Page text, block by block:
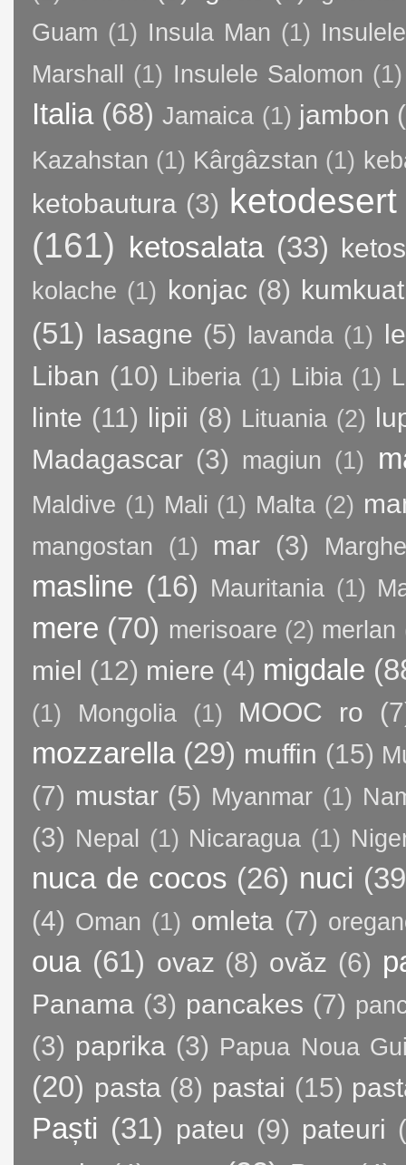
Guam (1) Insula Man (1)
Marshall
(1) Insulele Salomon (1)
Italia (68) Jamaica (1) jambon
Kazahstan (1) Kârgâzstan (1)
ketobautura (3) ketodesert
(161) ketosalata (33)
kolache (1) konjac (8) kumkuat
(51) lasagne (5) lavanda (1)
Liban (10) Liberia (1) Libia (1)
linte (11) lipii (8) Lituania (2)
Madagascar (3) magiun (1)
Maldive (1) Mali (1) Malta (2)
mangostan (1) mar (3)
masline (16) Mauritania (1)
mere (70) merisoare (2) merlan
miel (12) miere (4) migdale
(1) Mongolia (1) MOOC ro
mozzarella (29) muffin (15)
(7) mustar (5) Myanmar (1)
(3) Nepal (1) Nicaragua (1)
nuca de cocos (26) nuci
(4) Oman (1) omleta (7)
oua (61) ovaz (8) ovăz (6)
Panama (3) pancakes (7)
(3) paprika (3) Papua Noua
(20) pasta (8) pastai (15)
Paști (31) pateu (9) pateuri